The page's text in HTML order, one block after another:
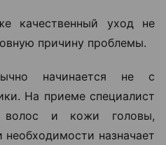
качественный уход не
причину проблемы.
начинается не с
На приеме специалист
волос и кожи головы,
необходимости назначает